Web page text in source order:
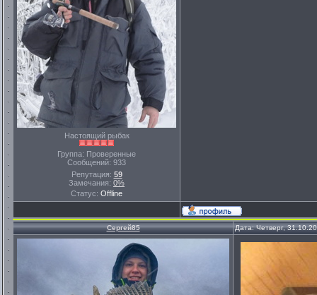
Настоящий рыбак
Группа: Проверенные
Сообщений: 933
Репутация: 59
Замечания: 0%
Статус: Offline
Сергей85 Дата: Четверг,